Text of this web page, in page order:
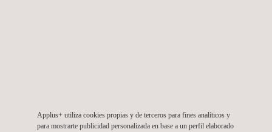
Applus+ utiliza cookies propias y de terceros para fines analíticos y
para mostrarte publicidad personalizada en base a un perfil elaborado